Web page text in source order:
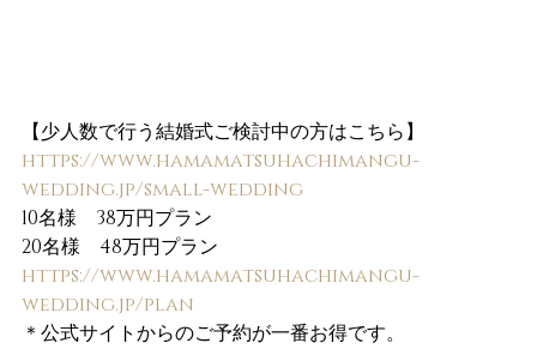
【少人数で行う結婚式ご検討中の方はこちら】
https://www.hamamatsuhachimangu-
wedding.jp/small-wedding
10名様　38万円プラン
20名様　48万円プラン
https://www.hamamatsuhachimangu-
wedding.jp/plan
＊公式サイトからのご予約が一番お得です。